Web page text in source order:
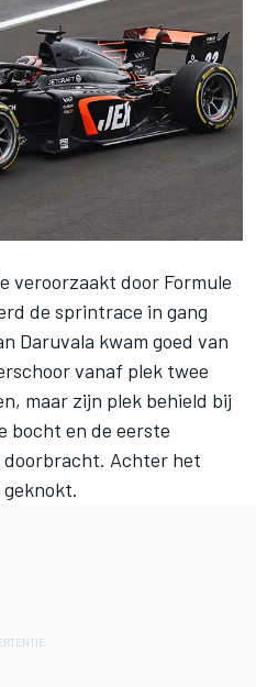
veroorzaakt door Formule
de sprintrace in gang
Daruvala kwam goed van
vanaf plek twee
maar zijn plek behield bij
bocht en de eerste
doorbracht. Achter het